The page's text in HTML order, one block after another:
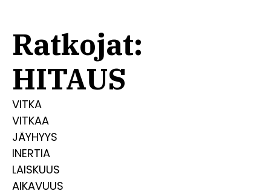
Ratkojat:
HITAUS
VITKA
VITKAA
JÄYHYYS
INERTIA
LAISKUUS
AIKAVUUS